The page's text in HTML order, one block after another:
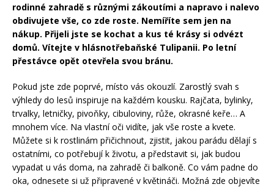
rodinné zahradě s různými zákoutími a napravo i nalevo
obdivujete vše, co zde roste. Nemíříte sem jen na
nákup. Přijeli jste se kochat a kus té krásy si odvézt
domů. Vítejte v hlásnotřebaňské Tulipanii. Po letní
přestávce opět otevřela svou bránu.
Pokud jste zde poprvé, místo vás okouzlí. Zarostlý svah s
výhledy do lesů inspiruje na každém kousku. Rajčata, bylinky,
trvalky, letničky, pivoňky, cibuloviny, růže, okrasné keře… A
mnohem více. Na vlastní oči vidíte, jak vše roste a kvete.
Můžete si k rostlinám přičichnout, zjistit, jakou parádu dělají s
ostatními, co potřebují k životu, a představit si, jak budou
vypadat u vás doma, na zahradě či balkoně. Co vám padne do
oka, odnesete si už připravené v květináči. Možná zde objevíte